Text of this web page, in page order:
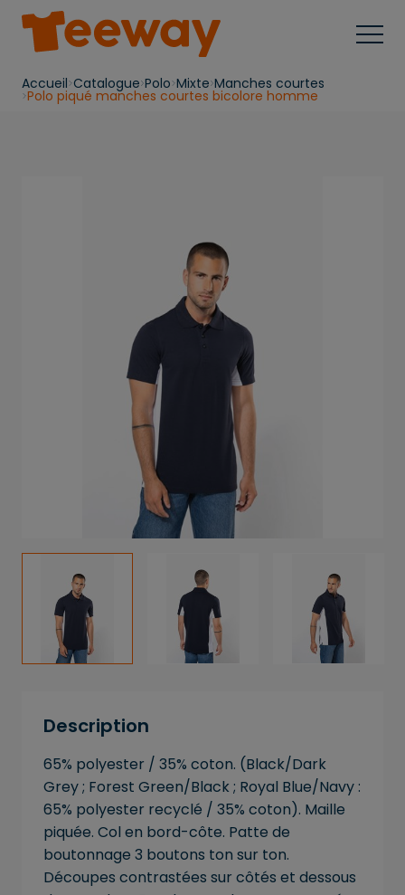
Accueil Catalogue Polo Mixte Manches courtes
Polo piqué manches courtes bicolore homme
Description
65% polyester / 35% coton. (Black/Dark
Grey ; Forest Green/Black ; Royal Blue/Navy :
65% polyester recyclé / 35% coton). Maille
piquée. Col en bord-côte. Patte de
boutonnage 3 boutons ton sur ton.
Découpes contrastées sur côtés et dessous